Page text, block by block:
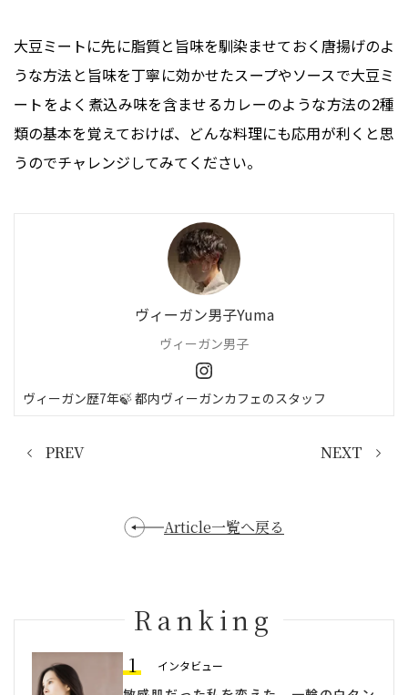
大豆ミートに先に脂質と旨味を馴染ませておく唐揚げのよ
うな方法と旨味を丁寧に効かせたスープやソースで大豆ミ
ートをよく煮込み味を含ませるカレーのような方法の2種
類の基本を覚えておけば、どんな料理にも応用が利くと思
うのでチャレンジしてみてください。
ヴィーガン男子Yuma
ヴィーガン男子
ヴィーガン歴7年🍃 都内ヴィーガンカフェのスタッフ
PREV NEXT
Ranking
1 インタビュー
Article一覧へ戻る